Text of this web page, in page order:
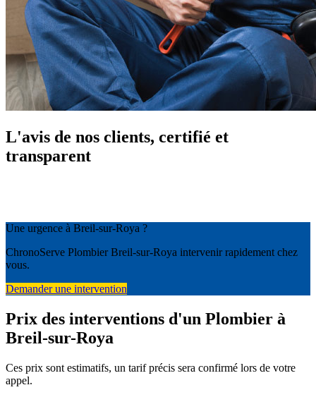
L'avis de nos clients, certifié et
transparent
Une urgence à Breil-sur-Roya ?
ChronoServe Plombier Breil-sur-Roya intervenir rapidement chez
vous.
Demander une intervention
Prix des interventions d'un Plombier à
Breil-sur-Roya
Ces prix sont estimatifs, un tarif précis sera confirmé lors de votre
appel.